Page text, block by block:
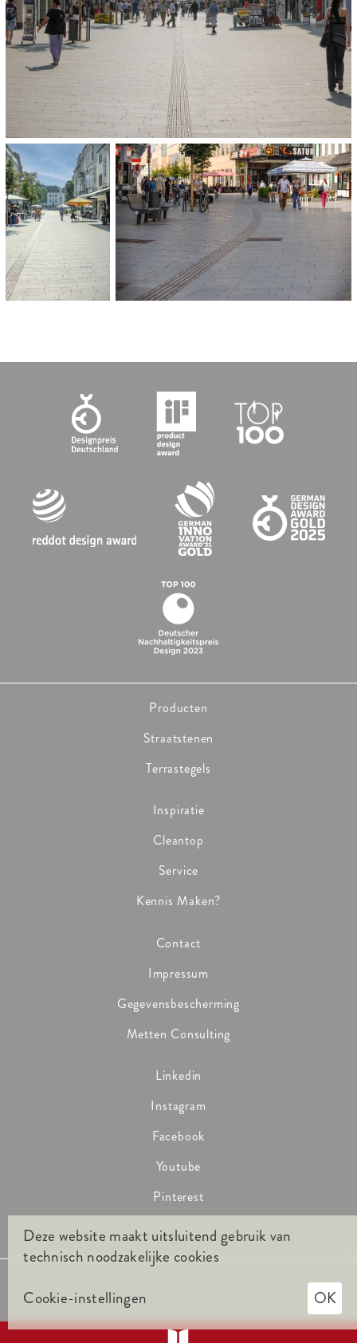
Stedenbouw, stedelijke inrichting
Producten
Straatstenen
Terrastegels
Inspiratie
Cleantop
Service
Kennis Maken?
Contact
Impressum
Gegevensbescherming
Metten Consulting
Linkedin
Instagram
Facebook
Youtube
Pinterest

Deze website maakt uitsluitend gebruik van
technisch noodzakelijke cookies
Cookie-instellingen
OK